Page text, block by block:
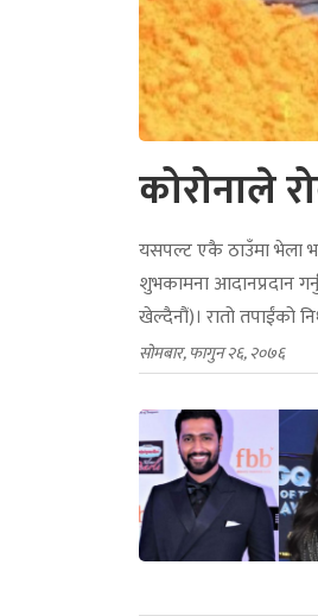
कोरोनाले
यसपल्ट एकै ठाउँमा भेला
शुभकामना आदानप्रदान
खेल्दैनौं)। रातो तपाईंको
सोमबार, फागुन २६, २०७६